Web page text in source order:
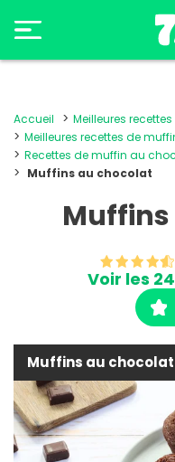
Accueil
Meilleures
Meilleures recettes de
Recettes de muffin au
Muffins au chocolat
Voir les
Muffins au chocolat